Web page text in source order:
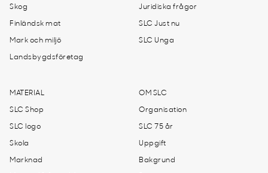
Skog
Finländsk mat
Mark och miljö
Landsbygdsföretag
Juridiska frågor
SLC Just nu
SLC Unga
MATERIAL
SLC Shop
SLC logo
Skola
Marknad
OM SLC
Organisation
SLC 75 år
Uppgift
Bakgrund